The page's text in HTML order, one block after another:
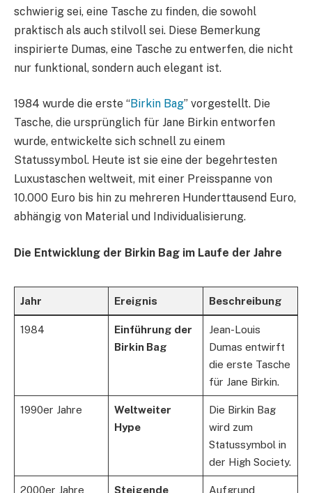
schwierig sei, eine Tasche zu finden, die sowohl
praktisch als auch stilvoll sei. Diese Bemerkung
inspirierte Dumas, eine Tasche zu entwerfen, die nicht
nur funktional, sondern auch elegant ist.
1984 wurde die erste “Birkin Bag” vorgestellt. Die
Tasche, die ursprünglich für Jane Birkin entworfen
wurde, entwickelte sich schnell zu einem
Statussymbol. Heute ist sie eine der begehrtesten
Luxustaschen weltweit, mit einer Preisspanne von
10.000 Euro bis hin zu mehreren Hunderttausend Euro,
abhängig von Material und Individualisierung.
Die Entwicklung der Birkin Bag im Laufe der Jahre
Jahr Ereignis Beschreibung
1984
Einführung der
Birkin Bag
Jean-Louis
Dumas entwirft
die erste Tasche
für Jane Birkin.
1990er Jahre
Weltweiter
Hype
Die Birkin Bag
wird zum
Statussymbol in
der High Society.
2000er Jahre Steigende Aufgrund